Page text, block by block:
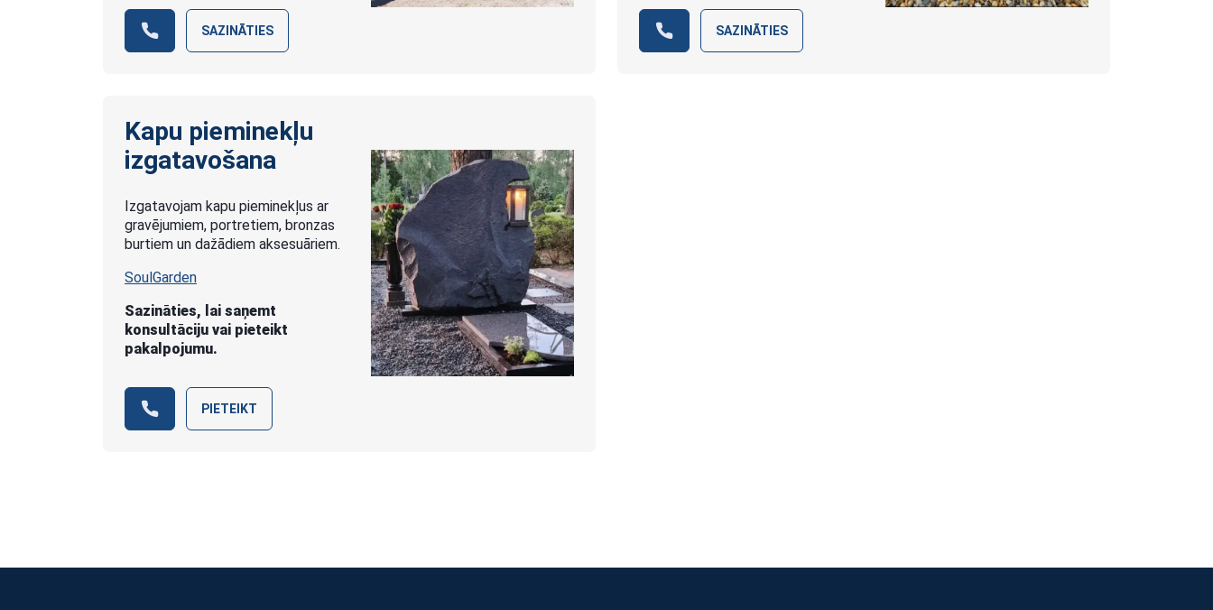
SAZINĀTIES SAZINĀTIES
Kapu pieminekļu
izgatavošana
Izgatavojam kapu pieminekļus ar
gravējumiem, portretiem, bronzas
burtiem un dažādiem aksesuāriem.
SoulGarden
Sazināties, lai saņemt
konsultāciju vai pieteikt
pakalpojumu.
PIETEIKT